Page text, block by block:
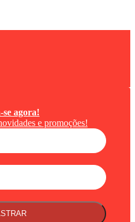
se agora!
e promoções!